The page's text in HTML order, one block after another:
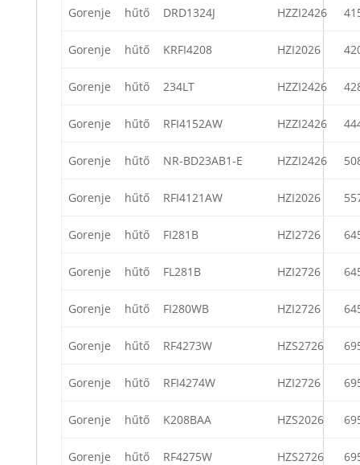
Gorenje hűtő DRD1324J HZZI2426
Gorenje hűtő KRFI4208 HZI2026
Gorenje hűtő 234LT HZZI2426
Gorenje hűtő RFI4152AW HZZI2426
Gorenje hűtő NR-BD23AB1-E HZZI2426
Gorenje hűtő RFI4121AW HZI2026
Gorenje hűtő FI281B HZI2726
Gorenje hűtő FL281B HZI2726
Gorenje hűtő FI280WB HZI2726
Gorenje hűtő RF4273W HZS2726
Gorenje hűtő RFI4274W HZI2726
Gorenje hűtő K208BAA HZS2026
Gorenje hűtő RF4275W HZS2726